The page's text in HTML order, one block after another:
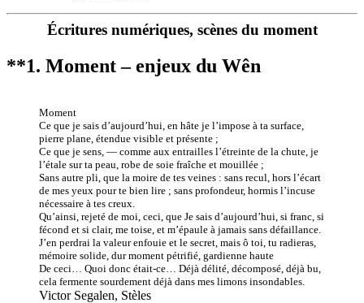
Écritures numériques, scènes du moment
**1. Moment – enjeux du Wên
Moment
Ce que je sais d’aujourd’hui, en hâte je l’impose à ta surface,
pierre plane, étendue visible et présente ;
Ce que je sens, — comme aux entrailles l’étreinte de la chute, je
l’étale sur ta peau, robe de soie fraîche et mouillée ;
Sans autre pli, que la moire de tes veines : sans recul, hors l’écart
de mes yeux pour te bien lire ; sans profondeur, hormis l’incuse
nécessaire à tes creux.
Qu’ainsi, rejeté de moi, ceci, que Je sais d’aujourd’hui, si franc, si
fécond et si clair, me toise, et m’épaule à jamais sans défaillance.
J’en perdrai la valeur enfouie et le secret, mais ô toi, tu radieras,
mémoire solide, dur moment pétrifié, gardienne haute
De ceci… Quoi donc était-ce… Déjà délité, décomposé, déjà bu,
cela fermente sourdement déjà dans mes limons insondables.
Victor Segalen, Stèles